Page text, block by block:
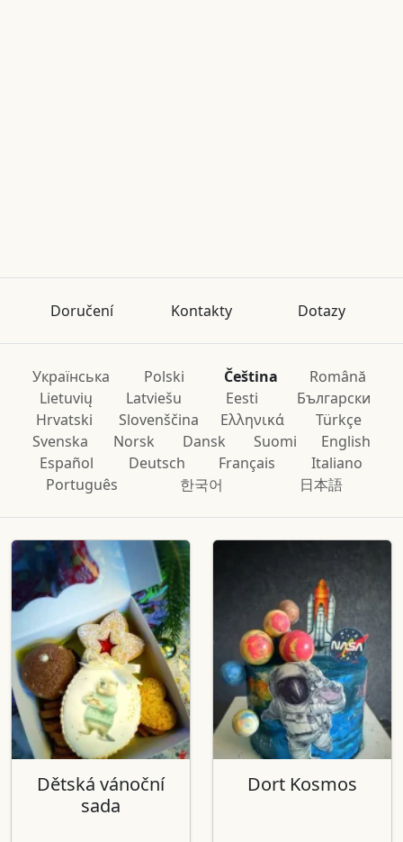
Doručení Kontakty Dotazy
Українська Polski Čeština
Română
Lietuvių
Latviešu Eesti
Български
Hrvatski
Slovenščina Ελληνικά
Türkçe
Svenska
Norsk Dansk Suomi
English
Español
Deutsch Français
Italiano
Português
한국어 日本語
Dětská vánoční
sada
Dort Kosmos